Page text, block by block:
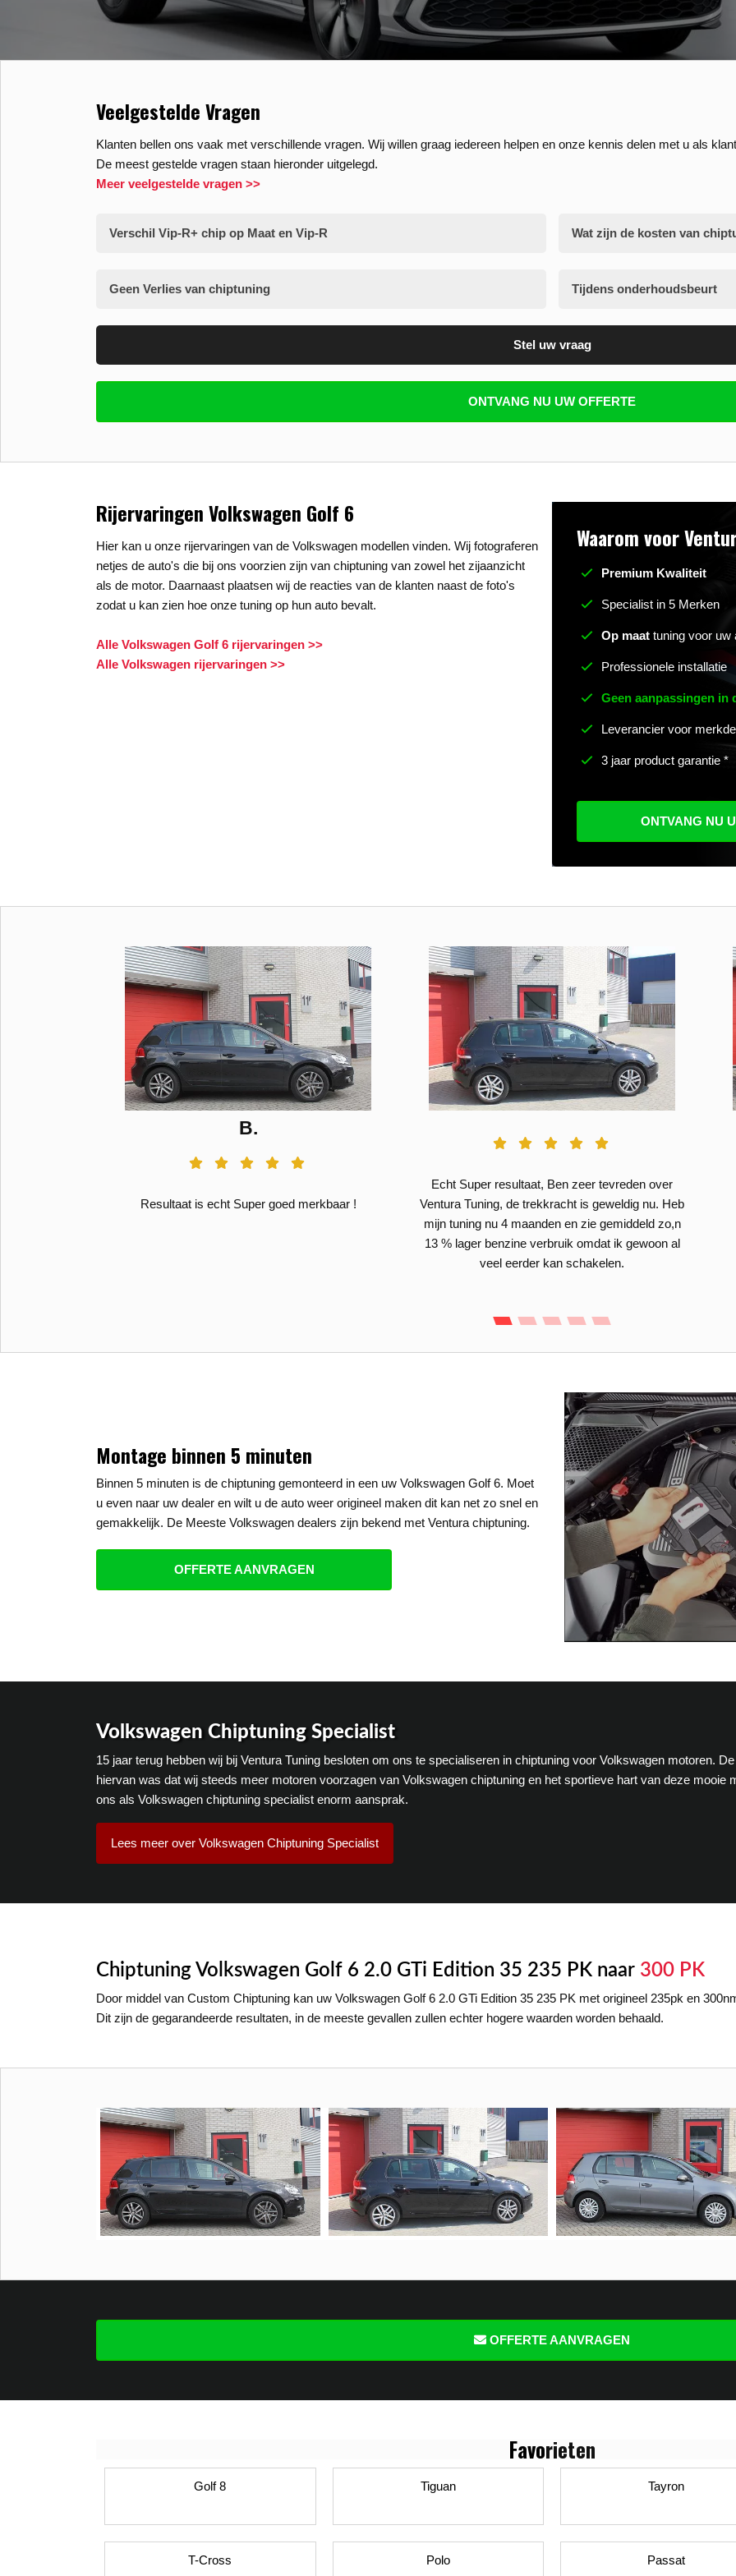
Veelgestelde Vragen
Klanten bellen ons vaak met verschillende vragen. Wij willen graag iedereen helpen en onze kennis delen met u als
De meest gestelde vragen staan hieronder uitgelegd.
Meer veelgestelde vragen >>
Verschil Vip-R+ chip op Maat en Vip-R
Geen Verlies van chiptuning
Wat zijn de kosten van
Tijdens onderhoudsbeurt
Stel uw vraag
E-mail*
ONTVANG NU UW OFFERTE
Rijervaringen Volkswagen Golf 6
Hier kan u onze rijervaringen van de Volkswagen modellen vinden. Wij fotograferen
netjes de auto's die bij ons voorzien zijn van chiptuning van zowel het zijaanzicht
als de motor. Daarnaast plaatsen wij de reacties van de klanten naast de foto's
zodat u kan zien hoe onze tuning op hun auto bevalt.
Alle Volkswagen Golf 6 rijervaringen >>
Alle Volkswagen rijervaringen >>
Waarom voor
Premium Kwaliteit
Specialist in 5 Merken
Op maat tuning voor uw
Professionele installatie
Geen aanpassingen in
Leverancier voor
3 jaar product garantie *
ONTVANG NU
B.
Resultaat is echt Super goed merkbaar !
Echt Super resultaat, Ben zeer tevreden over
Ventura Tuning, de trekkracht is geweldig nu. Heb
mijn tuning nu 4 maanden en zie gemiddeld zo,n
13 % lager benzine verbruik omdat ik gewoon al
veel eerder kan schakelen.
Montage binnen 5 minuten
Binnen 5 minuten is de chiptuning gemonteerd in een uw Volkswagen Golf 6. Moet
u even naar uw dealer en wilt u de auto weer origineel maken dit kan net zo snel en
gemakkelijk. De Meeste Volkswagen dealers zijn bekend met Ventura chiptuning.
OFFERTE AANVRAGEN
Volkswagen Chiptuning Specialist
15 jaar terug hebben wij bij Ventura Tuning besloten om ons te specialiseren in chiptuning voor Volkswagen motoren.
hiervan was dat wij steeds meer motoren voorzagen van Volkswagen chiptuning en het sportieve hart van deze mooie
ons als Volkswagen chiptuning specialist enorm aansprak.
Lees meer over Volkswagen Chiptuning Specialist
Chiptuning Volkswagen Golf 6 2.0 GTi Edition 35 235 PK naar 300 PK
Door middel van Custom Chiptuning kan uw Volkswagen Golf 6 2.0 GTi Edition 35 235 PK met origineel 235pk en
Dit zijn de gegarandeerde resultaten, in de meeste gevallen zullen echter hogere waarden worden behaald.
OFFERTE AANVRAGEN
Favorieten
Golf 8 Tiguan Tayron
T-Cross Polo Passat